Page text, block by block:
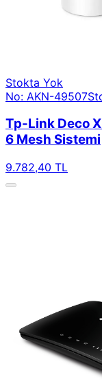
Stokta Yok
No: AKN-49507
Tp-Link Deco
6 Mesh Sistemi
9.782,40 TL